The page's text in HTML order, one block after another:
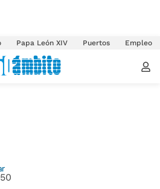
Papa León XIV Puertos Empleo